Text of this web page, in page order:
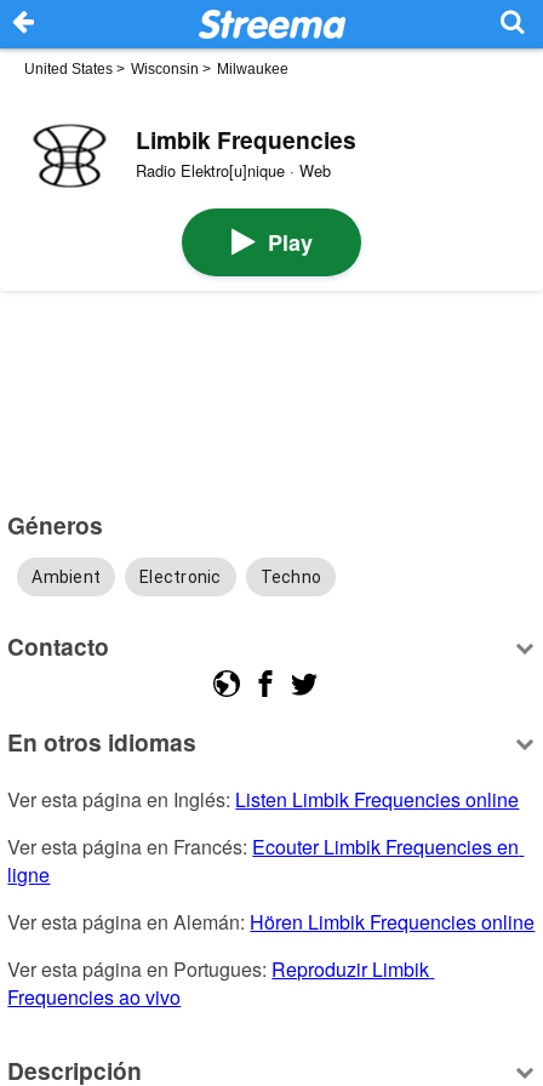
United States > Wisconsin > Milwaukee
Limbik Frequencies
Radio Elektro[u]nique · Web
Play
Géneros
Ambient Electronic Techno
Contacto
En otros idiomas
Ver esta página en Inglés: Listen Limbik Frequencies online
Ver esta página en Francés: Ecouter Limbik Frequencies en
ligne
Ver esta página en Alemán: Hören Limbik Frequencies online
Ver esta página en Portugues: Reproduzir Limbik
Frequencies ao vivo
Descripción